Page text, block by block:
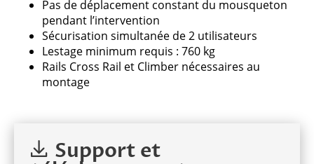
Pas de déplacement constant du mousqueton
pendant l’intervention
Sécurisation simultanée de 2 utilisateurs
Lestage minimum requis : 760 kg
Rails Cross Rail et Climber nécessaires au
montage
Support et